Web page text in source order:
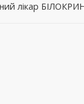
лікар